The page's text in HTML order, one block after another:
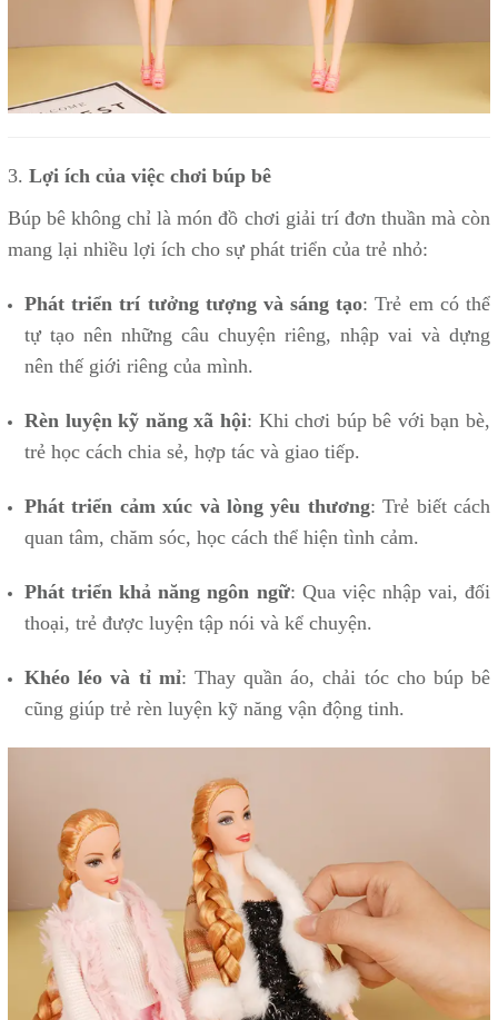
3. Lợi ích của việc chơi búp bê
Búp bê không chỉ là món đồ chơi giải trí đơn thuần mà còn
mang lại nhiều lợi ích cho sự phát triển của trẻ nhỏ:
Phát triển trí tưởng tượng và sáng tạo: Trẻ em có thể
tự tạo nên những câu chuyện riêng, nhập vai và dựng
nên thế giới riêng của mình.
Rèn luyện kỹ năng xã hội: Khi chơi búp bê với bạn bè,
trẻ học cách chia sẻ, hợp tác và giao tiếp.
Phát triển cảm xúc và lòng yêu thương: Trẻ biết cách
quan tâm, chăm sóc, học cách thể hiện tình cảm.
Phát triển khả năng ngôn ngữ: Qua việc nhập vai, đối
thoại, trẻ được luyện tập nói và kể chuyện.
Khéo léo và tỉ mỉ: Thay quần áo, chải tóc cho búp bê
cũng giúp trẻ rèn luyện kỹ năng vận động tinh.